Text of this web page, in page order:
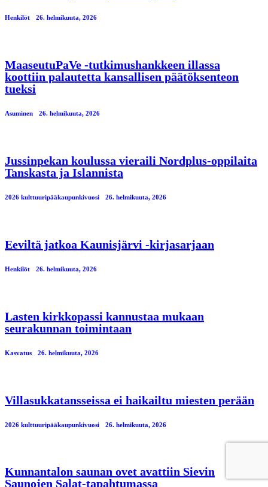
Henkilöt 26. helmikuuta, 2026
MaaseutuPaVe -tutkimushankkeen illassa
koottiin palautetta kansallisen päätöksenteon
tueksi
Asuminen 26. helmikuuta, 2026
Jussinpekan koulussa vieraili Nordplus-oppilaita
Tanskasta ja Islannista
2026 kulttuuripääkaupunkivuosi 26. helmikuuta, 2026
Eeviltä jatkoa Kaunisjärvi -kirjasarjaan
Henkilöt 26. helmikuuta, 2026
Lasten kirkkopassi kannustaa mukaan
seurakunnan toimintaan
Kasvatus 26. helmikuuta, 2026
Villasukkatansseissa ei haikailtu miesten perään
2026 kulttuuripääkaupunkivuosi 26. helmikuuta, 2026
Kunnantalon saunan ovet avattiin Sievin
Saunojen Salat-tapahtumassa